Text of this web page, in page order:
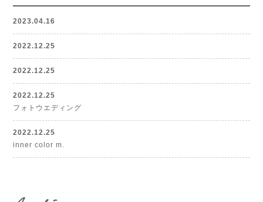
2023.04.16
2022.12.25
2022.12.25
2022.12.25
フォトウエディング
2022.12.25
inner color m.